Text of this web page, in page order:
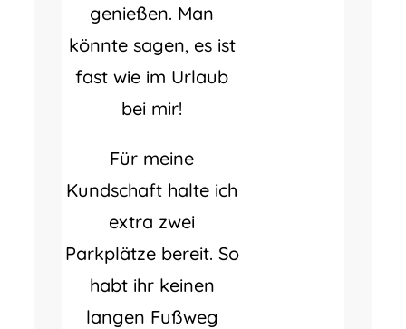
genießen. Man
könnte sagen, es ist
fast wie im Urlaub
bei mir!
Für meine
Kundschaft halte ich
extra zwei
Parkplätze bereit. So
habt ihr keinen
langen Fußweg